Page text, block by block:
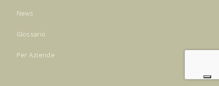
News
Glossario
Per Aziende